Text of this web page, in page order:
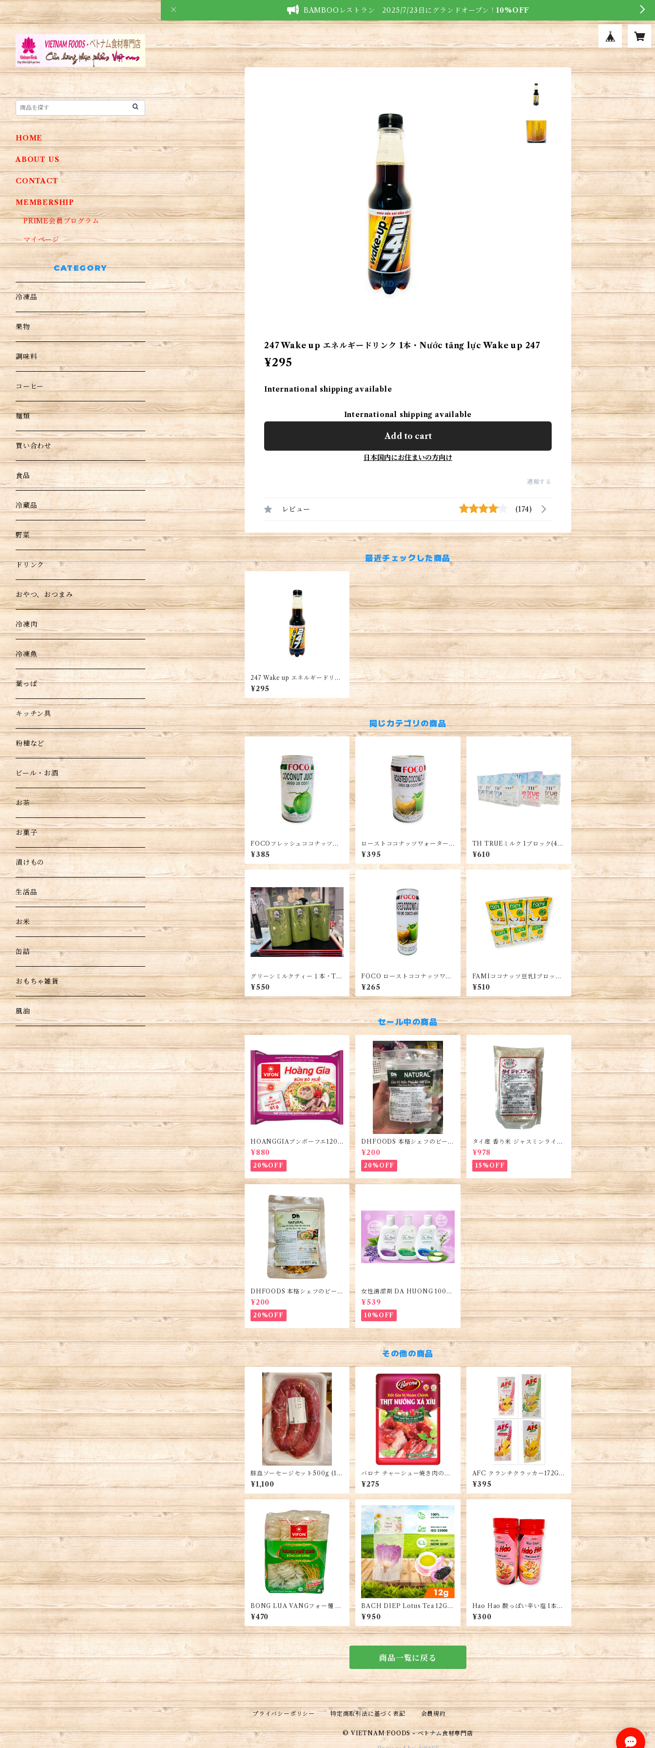
BAMBOOレストラン 2025/7/23日にグランドオープン！10%OFF
247 Wake up エネルギードリンク 1本・Nước tăng lực Wake up 247
¥295
International shipping available
International shipping available
Add to cart
日本国内にお住まいの方向け
通報する
レビュー (174)
最近チェックした商品
247 Wake up エネルギードリン
ク 1本・Nước tăng lực Wake u
p 247
¥295
同じカテゴリの商品
FOCOフレッシュココナッツワ
ォーター 350ml 2缶
¥385
ローストココナッツワォーター 3
50ml 2缶
¥395
TH TRUEミルク 1ブロック(4
箱) ベトナムの人気ブランド・T
H TRUE Milk・Sữa tiệt trùng
TH TRUE
¥610
グリーンミルクティー１本・Tha
i Green Milk Tea・Tra Sua Th
ai Xanh 1 chai
¥550
FOCO ローストココナッツワォ
ーター 520ml 1缶
¥265
FAMIココナッツ豆乳1ブロッ
ク・FAMI Coconut Flavour S
oy Milk・Fami Sữa Dừa
¥510
セール中の商品
HOANGGIAブンボーフエ120g
(5袋)・Bún Bò Huế
¥880
20%OFF
DHFOODS 本格シェフのビーフ
フォーのセット・Gia Vị Phở B
ò Sài Gòn
¥200
20%OFF
タイ産 香り米 ジャスミンライス
450g (2袋)・Thai Jasmine Ric
e・Gao Thai
¥978
15%OFF
DHFOODS 本格シェフのビーフ
フォーのセット・Gia Vị Phở B
ò Hà Nội
¥200
20%OFF
女性清潔剤 DA HUONG 100ml
1本・Women's Cleanser・Du
ng dịch vệ sinh phụ nữ
¥539
10%OFF
その他の商品
豚血ソーセージセット500g (1パ
ック)・Pork Offal & Blood Sa
usage・Lòng Dồi Sống
¥1,100
バロナ チャーシュー焼き肉のた
れ1袋・Barona Thịt Nướng Xá
Xíu
¥275
AFC クランチクラッカー172G
(8袋入り)・AFC Bánh Cracke
r 172G (8 gói nhỏ)
¥395
BONG LUA VANGフォー麺 40
0g/袋 約4人前・Dried Rice N
oodle・Banh Pho kho
¥470
BACH DIEP Lotus Tea 12G・
Trà Sen Bách Diệp Tây Hồ 12
G・バッディエップ・タイホー・
ロータス種 茶 12G
¥950
Hao Hao 酸っぱい辛い塩 1本-
Muoi Hảo Hảo(120g)
¥300
商品一覧に戻る
HOME
ABOUT US
CONTACT
MEMBERSHIP
PRIME会員プログラム
マイページ
CATEGORY
冷凍品
果物
調味料
コーヒー
麺類
買い合わせ
食品
冷蔵品
野菜
ドリンク
おやつ、おつまみ
冷凍肉
冷凍魚
葉っぱ
キッチン具
粉種など
ビール・お酒
お茶
お菓子
漬けもの
生活品
お米
缶詰
おもちゃ雑貨
風油
プライバシーポリシー 特定商取引法に基づく表記 会員規約
© VIETNAM FOODS - ベトナム食材専門店